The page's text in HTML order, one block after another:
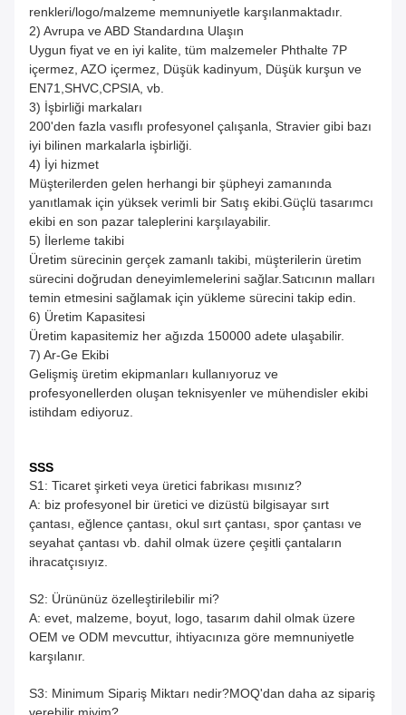
renkleri/logo/malzeme memnuniyetle karşılanmaktadır.
2) Avrupa ve ABD Standardına Ulaşın
Uygun fiyat ve en iyi kalite, tüm malzemeler Phthalte 7P
içermez, AZO içermez, Düşük kadinyum, Düşük kurşun ve
EN71,SHVC,CPSIA, vb.
3) İşbirliği markaları
200'den fazla vasıflı profesyonel çalışanla, Stravier gibi bazı
iyi bilinen markalarla işbirliği.
4) İyi hizmet
Müşterilerden gelen herhangi bir şüpheyi zamanında
yanıtlamak için yüksek verimli bir Satış ekibi.Güçlü tasarımcı
ekibi en son pazar taleplerini karşılayabilir.
5) İlerleme takibi
Üretim sürecinin gerçek zamanlı takibi, müşterilerin üretim
sürecini doğrudan deneyimlemelerini sağlar.Satıcının malları
temin etmesini sağlamak için yükleme sürecini takip edin.
6) Üretim Kapasitesi
Üretim kapasitemiz her ağızda 150000 adete ulaşabilir.
7) Ar-Ge Ekibi
Gelişmiş üretim ekipmanları kullanıyoruz ve
profesyonellerden oluşan teknisyenler ve mühendisler ekibi
istihdam ediyoruz.
SSS
S1: Ticaret şirketi veya üretici fabrikası mısınız?
A: biz profesyonel bir üretici ve dizüstü bilgisayar sırt
çantası, eğlence çantası, okul sırt çantası, spor çantası ve
seyahat çantası vb. dahil olmak üzere çeşitli çantaların
ihracatçısıyız.
S2: Ürününüz özelleştirilebilir mi?
A: evet, malzeme, boyut, logo, tasarım dahil olmak üzere
OEM ve ODM mevcuttur, ihtiyacınıza göre memnuniyetle
karşılanır.
S3: Minimum Sipariş Miktarı nedir?MOQ'dan daha az sipariş